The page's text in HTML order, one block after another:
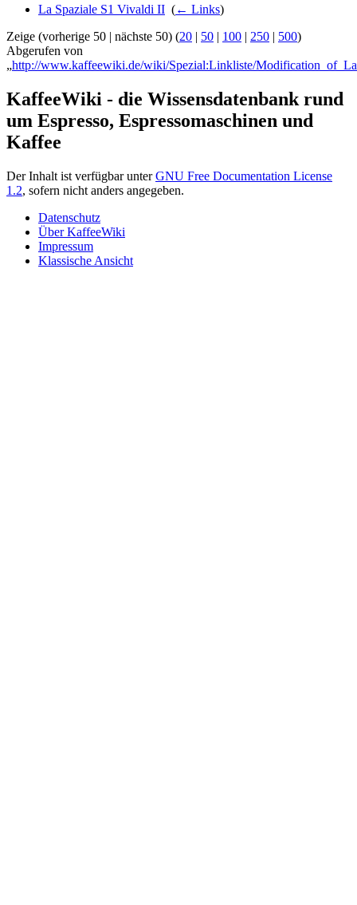
La Spaziale S1 Vivaldi II (← Links)
Zeige (vorherige 50 | nächste 50) (20 | 50 | 100 | 250 | 500)
Abgerufen von
„http://www.kaffeewiki.de/wiki/Spezial:Linkliste/
KaffeeWiki - die Wissensdatenbank rund
um Espresso, Espressomaschinen und
Kaffee
Der Inhalt ist verfügbar unterGNU Free Documentation License
1.2, sofern nicht anders angegeben.
Datenschutz
Über KaffeeWiki
Impressum
Klassische Ansicht